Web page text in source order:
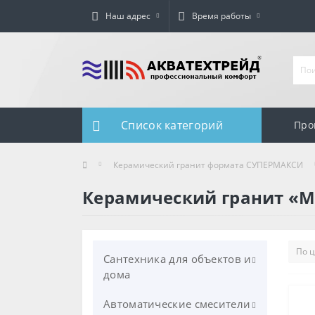
Наш адрес Время работы
Список категорий
Керамический гранит формата СУПЕРМАКСИ
Керамический гранит
Сантехника для объектов и
дома
Унитазы
Автоматические смесители